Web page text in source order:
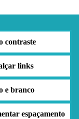
contraste
links
e branco
espaçamento